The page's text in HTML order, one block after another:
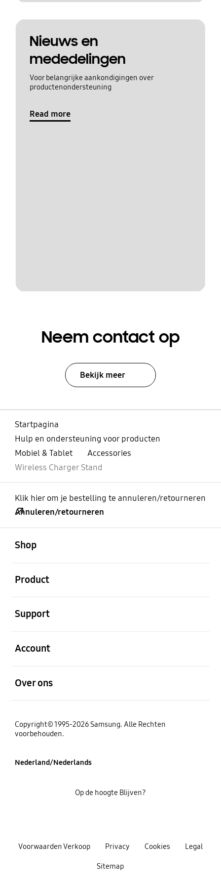
Nieuws en
mededelingen
Voor belangrijke aankondigingen over
productenondersteuning
Read more
Neem contact op
Bekijk meer
Startpagina
Hulp en ondersteuning voor producten
Mobiel & Tablet
Accessories
Wireless Charger Stand
Klik hier om je bestelling te annuleren/retourneren
Annuleren/retourneren
Shop
Product
Support
Account
Over ons
Copyright© 1995-2026 Samsung. Alle Rechten
voorbehouden.
Nederland/Nederlands
Voorwaarden Verkoop Privacy Cookies Legal
Sitemap
Op de hoogte Blijven?